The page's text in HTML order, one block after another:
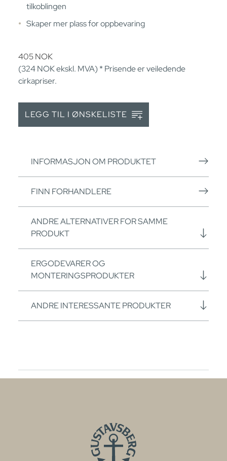
tilkoblingen
Skaper mer plass for oppbevaring
405NOK
(324NOKekskl. MVA) * Prisende er veiledende
cirkapriser.
LEGG TIL I ØNSKELISTE
INFORMASJON OM PRODUKTET
FINN FORHANDLERE
ANDRE ALTERNATIVER FOR SAMME
PRODUKT
ERGODEVARER OG
MONTERINGSPRODUKTER
ANDRE INTERESSANTE PRODUKTER